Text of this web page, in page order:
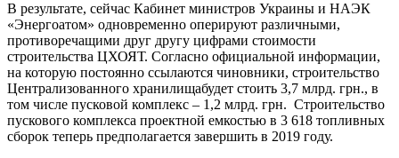
В результате, сейчас Кабинет министров Украины и НАЭК
«Энергоатом» одновременно оперируют различными,
противоречащими друг другу цифрами стоимости
строительства ЦХОЯТ. Согласно официальной информации,
на которую постоянно ссылаются чиновники, строительство
Централизованного хранилищабудет стоить 3,7 млрд. грн., в
том числе пусковой комплекс – 1,2 млрд. грн. Строительство
пускового комплекса проектной емкостью в 3 618 топливных
сборок теперь предполагается завершить в 2019 году.